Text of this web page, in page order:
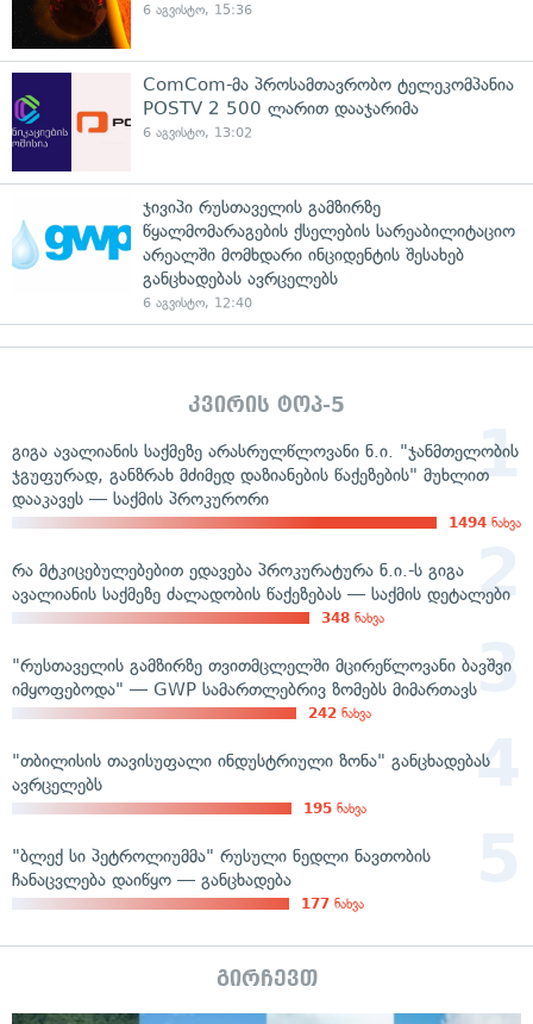
6 აგვისტო, 15:36
ComCom-მა პროსამთავრობო ტელეკომპანია
POSTV 2 500 ლარით დააჯარიმა
6 აგვისტო, 13:02
ჯივიპი რუსთაველის გამზირზე
წყალმომარაგების ქსელების სარეაბილიტაციო
არეალში მომხდარი ინციდენტის შესახებ
განცხადებას ავრცელებს
6 აგვისტო, 12:40
კვირის ტოპ-5
გიგა ავალიანის საქმეზე არასრულწლოვანი ნ.ი. "ჯანმთელობის
ჯგუფურად, განზრახ მძიმედ დაზიანების წაქეზების" მუხლით
დააკავეს — საქმის პროკურორი
1494 ნახვა
რა მტკიცებულებებით ედავება პროკურატურა ნ.ი.-ს გიგა
ავალიანის საქმეზე ძალადობის წაქეზებას — საქმის დეტალები
348 ნახვა
"რუსთაველის გამზირზე თვითმცლელში მცირეწლოვანი ბავშვი
იმყოფებოდა" — GWP სამართლებრივ ზომებს მიმართავს
242 ნახვა
"თბილისის თავისუფალი ინდუსტრიული ზონა" განცხადებას
ავრცელებს
195 ნახვა
"ბლექ სი პეტროლიუმმა" რუსული ნედლი ნავთობის
ჩანაცვლება დაიწყო — განცხადება
177 ნახვა
გირჩევთ